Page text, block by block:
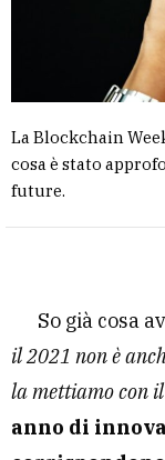
La Blockchain
cosa è stato
future.
So già cosa
il 2021 non è
la mettiamo con
anno di